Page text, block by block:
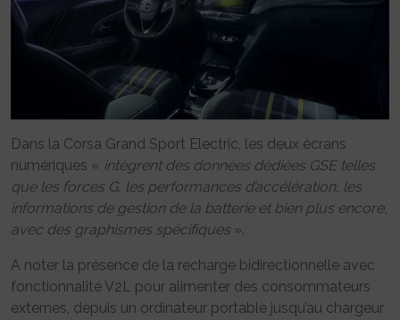
Dans la Corsa Grand Sport Electric, les deux écrans
numériques « intègrent des données dédiées GSE telles
que les forces G, les performances d’accélération, les
informations de gestion de la batterie et bien plus encore,
avec des graphismes spécifiques».
A noter la présence de la recharge bidirectionnelle avec
fonctionnalité V2L pour alimenter des consommateurs
externes, depuis un ordinateur portable jusqu’au chargeur